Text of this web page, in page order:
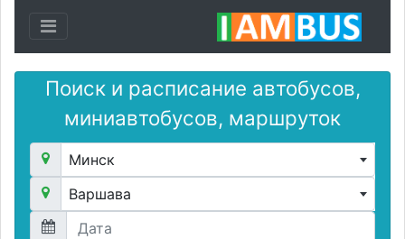
Toggle navigation
Поиск и расписание автобусов,
миниавтобусов, маршруток
Минск
Варшава